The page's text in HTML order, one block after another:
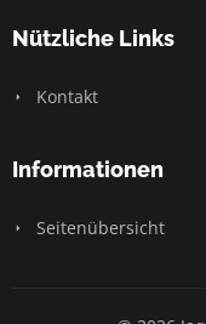
Nützliche Links
Kontakt
Informationen
Seitenübersicht